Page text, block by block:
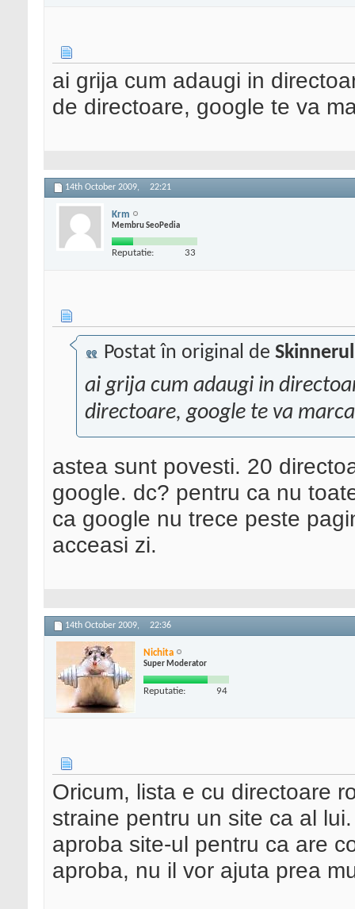
ai grija cum adaugi in
de directoare, google te va
14th October 2009, 22:21
Krm
Membru SeoPedia
Reputatie: 33
Postat în original de Skinnerul
ai grija cum adaugi in
directoare, google te va
astea sunt povesti. 20
google. dc? pentru ca nu
ca google nu trece peste
acceasi zi.
14th October 2009, 22:36
Nichita
Super Moderator
Reputatie: 94
Oricum, lista e cu directoare
straine pentru un site ca al
aproba site-ul pentru ca are
aproba, nu il vor ajuta prea